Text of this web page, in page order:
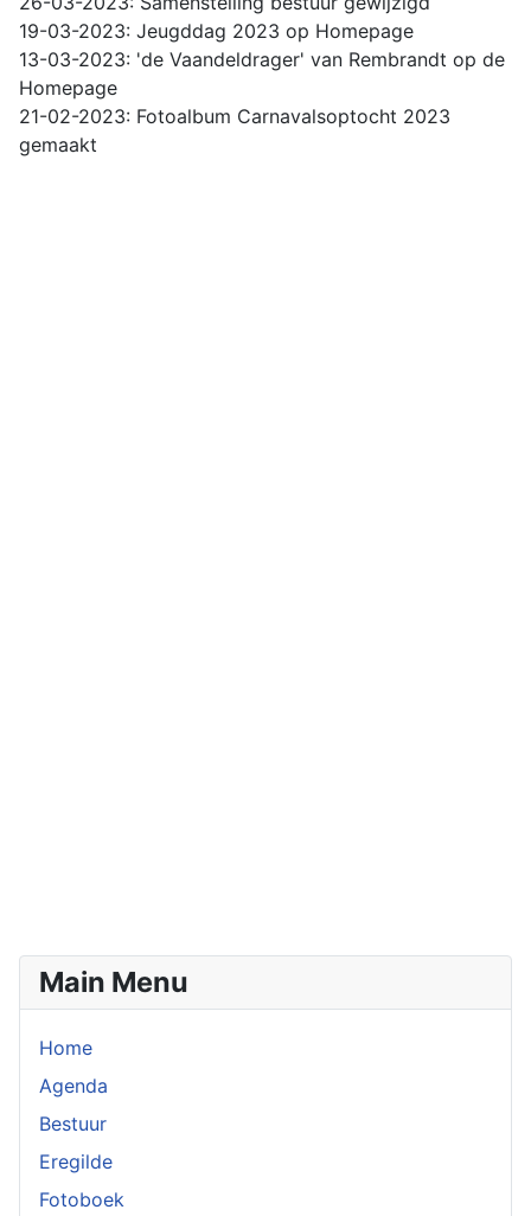
Main Menu
Home
Agenda
Bestuur
Eregilde
Fotoboek
19-03-2023: Jeugddag 2023 op Homepage
13-03-2023: 'de Vaandeldrager' van Rembrandt op de
Homepage
21-02-2023: Fotoalbum Carnavalsoptocht 2023
gemaakt